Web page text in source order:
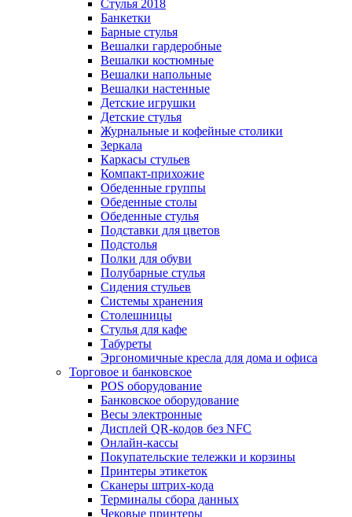
Стулья 2018
Банкетки
Барные стулья
Вешалки гардеробные
Вешалки костюмные
Вешалки напольные
Вешалки настенные
Детские игрушки
Детские стулья
Журнальные и кофейные столики
Зеркала
Каркасы стульев
Компакт-прихожие
Обеденные группы
Обеденные столы
Обеденные стулья
Подставки для цветов
Подстолья
Полки для обуви
Полубарные стулья
Сидения стульев
Системы хранения
Столешницы
Стулья для кафе
Табуреты
Эргономичные кресла для дома и офиса
Торговое и банковское
POS оборудование
Банковское оборудование
Весы электронные
Дисплей QR-кодов без NFC
Онлайн-кассы
Покупательские тележки и корзины
Принтеры этикеток
Сканеры штрих-кода
Терминалы сбора данных
Чековые принтеры